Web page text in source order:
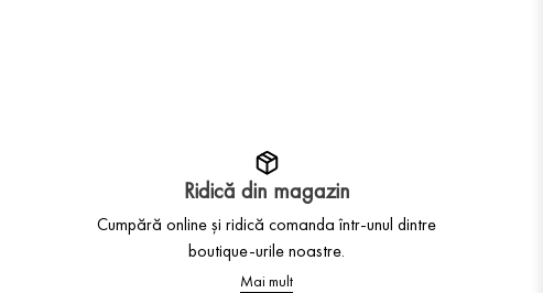
Ridică din magazin
Cumpără online și ridică comanda într-unul dintre
boutique-urile noastre.
Mai mult